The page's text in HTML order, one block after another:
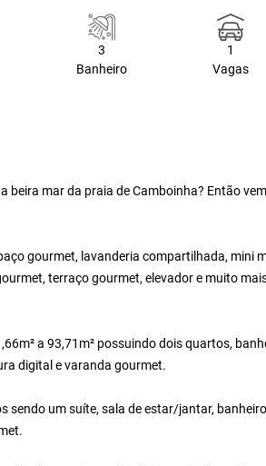
3
Banheiro
1
Vagas
mar da praia de Camboinha? Então
gourmet, lavanderia compartilhada, mini
terraço gourmet, elevador e muito
a 93,71m² possuindo dois quartos,
digital e varanda gourmet.
sendo um suíte, sala de estar/jantar,